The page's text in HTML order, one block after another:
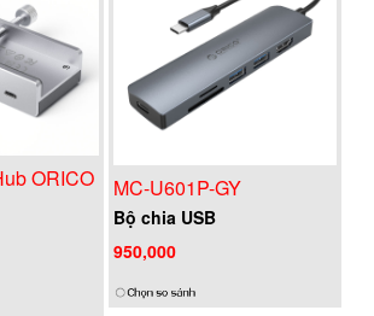
ORICO MC-U601P-GY
Bộ chia USB
950,000